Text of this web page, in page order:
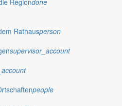
Regiondone
Rathausperson
supervisor_account
people